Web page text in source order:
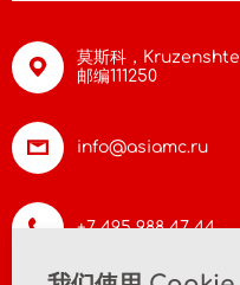
莫斯科，
邮编111250
info@asiamc.ru
+7 495 988 47 44